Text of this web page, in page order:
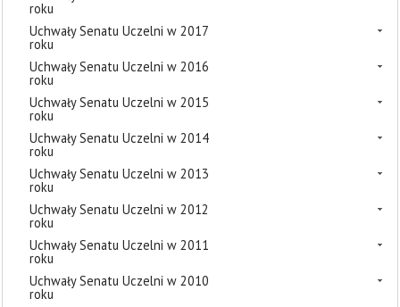
roku
Uchwały Senatu Uczelni w 2017
roku
Uchwały Senatu Uczelni w 2016
roku
Uchwały Senatu Uczelni w 2015
roku
Uchwały Senatu Uczelni w 2014
roku
Uchwały Senatu Uczelni w 2013
roku
Uchwały Senatu Uczelni w 2012
roku
Uchwały Senatu Uczelni w 2011
roku
Uchwały Senatu Uczelni w 2010
roku